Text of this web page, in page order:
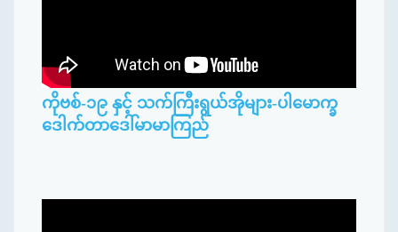
ကိုဗစ်-၁၉ နှင့် သက်ကြီးရွယ်အိုများ-ပါမောက္ခ
ဒေါက်တာဒေါ်မာမာကြည်